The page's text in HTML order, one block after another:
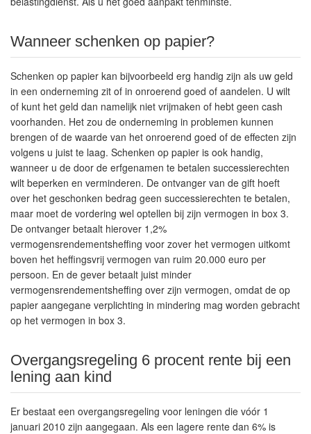
Wanneer schenken op papier?
Schenken op papier kan bijvoorbeeld erg handig zijn als uw geld
in een onderneming zit of in onroerend goed of aandelen. U wilt
of kunt het geld dan namelijk niet vrijmaken of hebt geen cash
voorhanden. Het zou de onderneming in problemen kunnen
brengen of de waarde van het onroerend goed of de effecten zijn
volgens u juist te laag. Schenken op papier is ook handig,
wanneer u de door de erfgenamen te betalen successierechten
wilt beperken en verminderen. De ontvanger van de gift hoeft
over het geschonken bedrag geen successierechten te betalen,
maar moet de vordering wel optellen bij zijn vermogen in box 3.
De ontvanger betaalt hierover 1,2%
vermogensrendementsheffing voor zover het vermogen uitkomt
boven het heffingsvrij vermogen van ruim 20.000 euro per
persoon. En de gever betaalt juist minder
vermogensrendementsheffing over zijn vermogen, omdat de op
papier aangegane verplichting in mindering mag worden gebracht
op het vermogen in box 3.
Overgangsregeling 6 procent rente bij een
lening aan kind
Er bestaat een overgangsregeling voor leningen die vóór 1
januari 2010 zijn aangegaan. Als een lagere rente dan 6% is